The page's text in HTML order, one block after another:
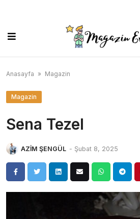
content
Anasayfa » Magazin
Magazin
Sena Tezel
AZİM ŞENGÜL - Şubat 8, 2025